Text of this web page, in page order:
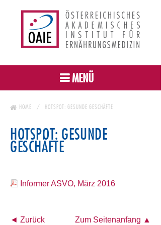
MENÜ
HOME HOTSPOT: GESUNDE GESCHÄFTE
HOTSPOT: GESUNDE
GESCHÄFTE
Informer ASVO, März 2016
◄ Zurück Zum Seitenanfang ▲